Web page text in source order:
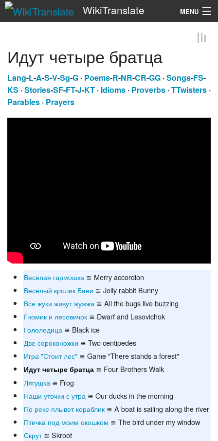
WikiTranslate MENU
Идут четыре братца
Lang-L-A-S-V-Sg-G · Poems-R-NR-CR-GG ·Songs-FS-
KS ·Stories-SF-FT-J-KT · Idioms · Proverbs ·TTwisters ·
Parables · Prayers
Весёлая гармошка ≅ Merry accordion
Весёлый кролик Бани ≅ Jolly rabbit Bunny
Все жуки живут жужжа ≅ All the bugs live buzzing
Гномик и лесовичок ≅ Dwarf and Lesovichok
Гололедица ≅ Black ice
Две сороконожки ≅ Two centipedes
Игра "Стоит лес" ≅ Game "There stands a forest"
Идут четыре братца ≅ Four Brothers Walk
Лягушкa ≅ Frog
Наши уточки с утра ≅ Our ducks in the morning
По реке плывет кораблик ≅ A boat is sailing along the river
Птичка под моим окошком ≅ The bird under my window
Скрут≅ Skroot